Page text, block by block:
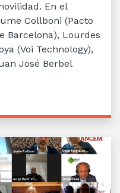
En el
Collboni (Pacto
Barcelona), Lourdes
(Voi Technology),
José Berbel